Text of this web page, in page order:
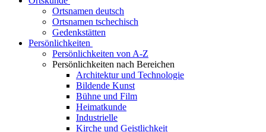
Ortsnamen deutsch
Ortsnamen tschechisch
Gedenkstätten
Persönlichkeiten
Persönlichkeiten von A-Z
Persönlichkeiten nach Bereichen
Architektur und Technologie
Bildende Kunst
Bühne und Film
Heimatkunde
Industrielle
Kirche und Geistlichkeit